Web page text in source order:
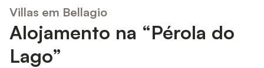
Villas em Bellagio
Alojamento na “Pérola do
Lago”